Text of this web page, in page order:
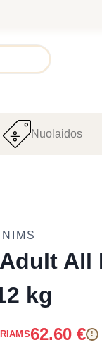
Nuolaidos
All
kg
62.60 € !